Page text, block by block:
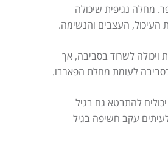
מחלה נגיפית שיכולה
העיכול, העצבים והנשימה.
לשרוד בסביבה, אך
לעומת מחלת הפארבו.
להתבטא גם בגיל
עקב חשיפה בגיל